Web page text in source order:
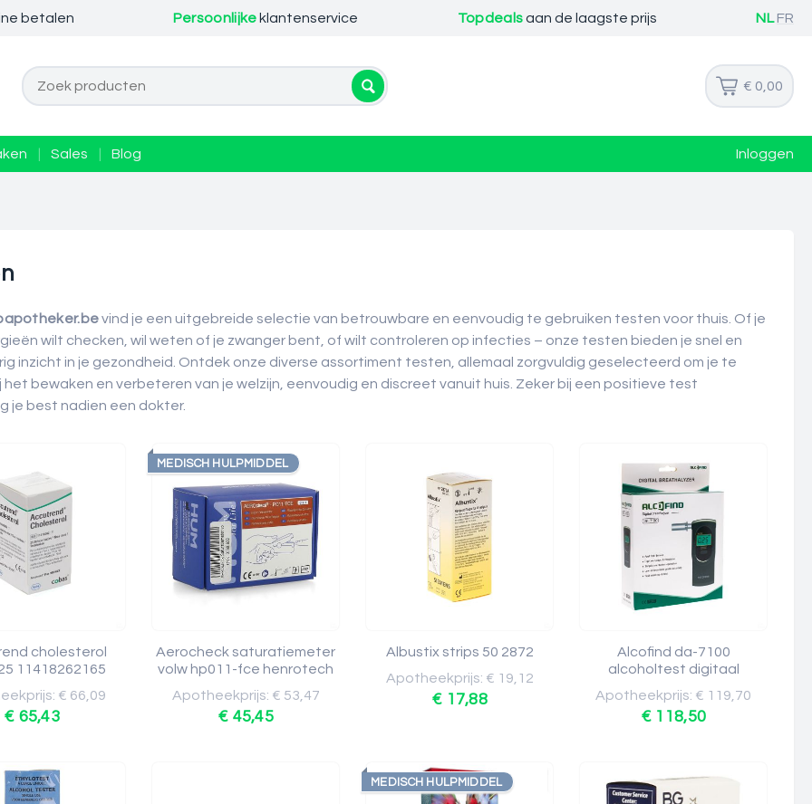
betalen Persoonlijke klantenservice Topdealsaan de laagste prijs NL FR
€ 0,00
Sales Blog Inloggen
vind je een uitgebreide selectie van betrouwbare en eenvoudig te gebruiken testen voor thuis. Of je
wilt checken, wil weten of je zwanger bent, of wilt controleren op infecties – onze testen bieden je snel en
inzicht in je gezondheid. Ontdek onze diverse assortiment testen, allemaal zorgvuldig geselecteerd om je te
het bewaken en verbeteren van je welzijn, eenvoudig en discreet vanuit huis. Zeker bij een positieve test
je best nadien een dokter.
cholesterol
11418262165
€ 66,09
€ 65,43
MEDISCH HULPMIDDEL
Aerocheck saturatiemeter
volw hp011-fce henrotech
Apotheekprijs: € 53,47
€ 45,45
Albustix strips 50 2872
Apotheekprijs: € 19,12
€ 17,88
Alcofind da-7100
alcoholtest digitaal
Apotheekprijs: € 119,70
€ 118,50
MEDISCH HULPMIDDEL